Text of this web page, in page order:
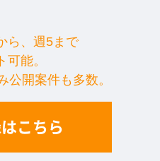
ら、週5まで
可能。
公開案件も多数。
こちら